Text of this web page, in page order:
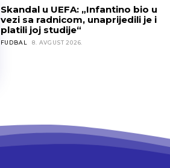
Skandal u UEFA: „Infantino bio u
vezi sa radnicom, unaprijedili je i
platili joj studije“
FUDBAL 8. AVGUST 2026.